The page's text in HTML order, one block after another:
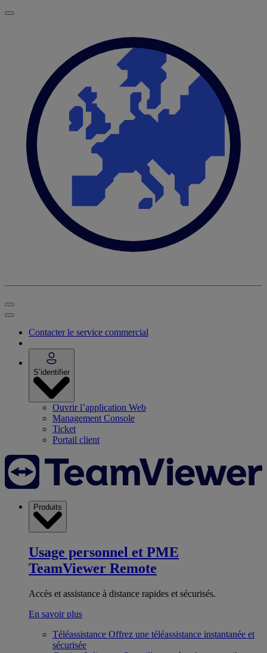
Contacter le service commercial
S’identifier
Ouvrir l’application Web
Management Console
Ticket
Portail client
Produits
Usage personnel et PME
TeamViewer Remote
Accès et assistance à distance rapides et sécurisés.
En savoir plus
Téléassistance Offrez une téléassistance instantanée et
sécurisée